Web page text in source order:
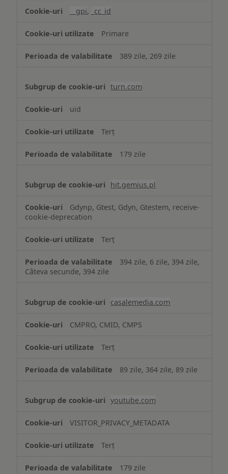
__gpi, _cc_id
Primare
389 zile, 269 zile
turn.com
uid
Terț
179 zile
hit.gemius.pl
Gdynp, Gtest, Gdyn, Gtestem, receive-
cookie-deprecation
Terț
394 zile, 6 zile, 394 zile,
Câteva secunde, 394 zile
casalemedia.com
CMPRO, CMID, CMPS
Terț
89 zile, 364 zile, 89 zile
youtube.com
VISITOR_PRIVACY_METADATA
Terț
179 zile